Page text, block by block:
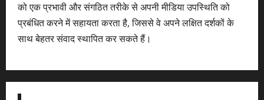
को एक प्रभावी और संगठित तरीके से अपनी मीडिया उपस्थिति को
प्रबंधित करने में सहायता करता है, जिससे वे अपने लक्षित दर्शकों के
साथ बेहतर संवाद स्थापित कर सकते हैं।